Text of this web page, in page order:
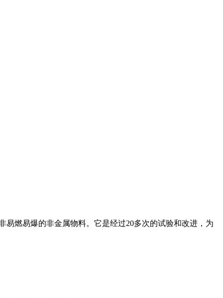
燃易爆的非金属物料。它是经过20多次的试验和改进，为